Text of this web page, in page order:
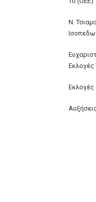
Ν.
Εκλογές
Εκλογές